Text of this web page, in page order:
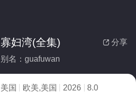
 分享
寡妇湾(全集)
别名：guafuwan
美国 欧美,美国 2026
8.0